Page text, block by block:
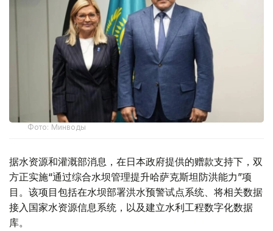
Фото: Минводы
据水资源和灌溉部消息，在日本政府提供的赠款支持下，双
方正实施“通过综合水坝管理提升哈萨克斯坦防洪能力”项
目。该项目包括在水坝部署洪水预警试点系统、将相关数据
接入国家水资源信息系统，以及建立水利工程数字化数据
库。